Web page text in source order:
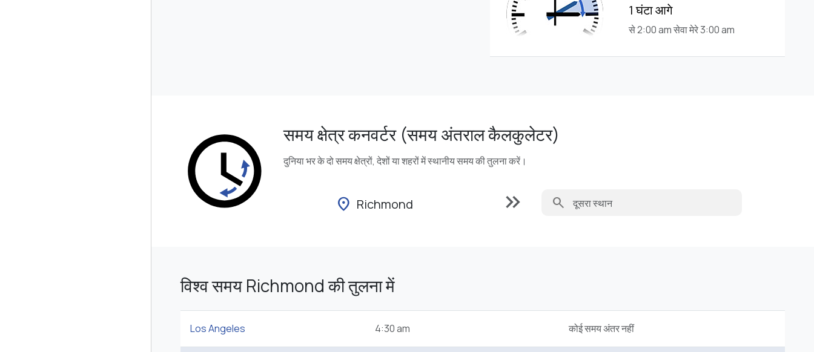
1 घंटा आगे
से 2:00 am सेवा मेरे 3:00 am
समय क्षेत्र कनवर्टर (समय अंतराल कैलकुलेटर)
दुनिया भर के दो समय क्षेत्रों, देशों या शहरों में स्थानीय समय की तुलना करें।
location_on Richmond keyboard_double_arrow_right search
विश्व समय Richmond की तुलना में
Los Angeles 4:30 am कोई समय अंतर नहीं